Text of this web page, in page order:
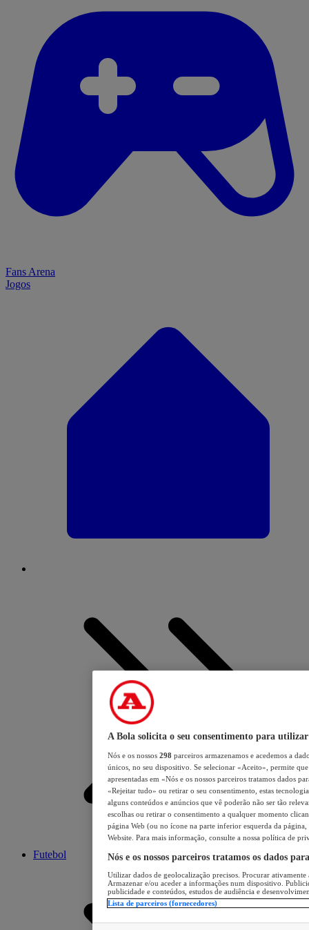
Fans Arena
Jogos
Futebol
A Bola solicita o seu consentimento para utilizar
Nós e os nossos 298 parceiros armazenamos e acedemos a
únicos, no seu dispositivo. Se selecionar «Aceito», permite
apresentadas em «Nós e os nossos parceiros tratamos dados
«Rejeitar tudo» ou retirar o seu consentimento, estas
alguns conteúdos e anúncios que vê poderão não ser tão
escolhas ou retirar o consentimento a qualquer momento
página Web (ou no ícone na parte inferior esquerda da página,
Website. Para mais informação, consulte a nossa política de
Nós e os nossos parceiros tratamos os dados
Utilizar dados de geolocalização precisos. Procurar
Armazenar e/ou aceder a informações num dispositivo.
publicidade e conteúdos, estudos de audiência e
Lista de parceiros (fornecedores)